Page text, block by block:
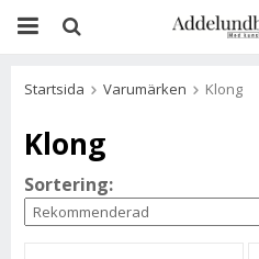
Startsida Varumärken Klong
Klong
Sortering: